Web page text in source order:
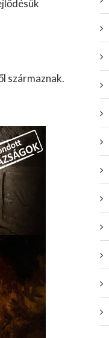
származnak.